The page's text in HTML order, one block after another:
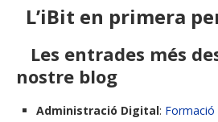
L’iBit en primera
Les entrades més
nostre blog
Administració Digital: Formació